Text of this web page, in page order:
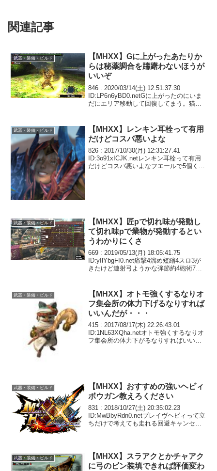
関連記事
武器・装備・ビルド
【MHXX】Gに上がったあたりか
らは秘薬調合を躊躇わないほうが
いいぞ
846 : 2020/03/14(土) 12:51:37.30
ID:LP6n6yBD0.netGに上がったのにいま
だにエリア移動して回復してまう。猫が
なことしないけど...
武器・装備・ビルド
【MHXX】レンキン耳栓って有用
だけどコスパ悪いよな
826 : 2017/10/30(月) 12:31:27.41
ID:3o91xICJK.netレンキン耳栓って有用
だけどコスパ悪いよなフエールで5個くら
武器・装備・ビルド
【MHXX】匠pで切れ味が発動し
て切れ味pで業物が発動するとい
うわかりにくさ
669 : 2019/05/13(月) 18:05:41.75
ID:yIlYbgFI0.net痛撃4溜め短縮4スロ3が
きたけど連射弓ようかな弾節約4砲術7以
武器・装備・ビルド
【MHXX】オトモ強くするなりオ
フ集会所の体力下げるなりすれば
いいんだが・・・
415 : 2017/08/17(木) 22:26:43.01
ID:1NL63XQha.netオトモ強くするなりオ
フ集会所の体力下がるなりすればいいん
武器・装備・ビルド
【MHXX】おすすめの強いヘビィ
ボウガン教えろください
831 : 2018/10/27(土) 20:35:02.23
ID:MwBbyRdn0.netブレイヴヘビィって立
ちだけで考えても走れる回避キャンセル
武器・装備・ビルド
【MHXX】スラアクとかチャアク
に弓のビン装填できれば評価変わ